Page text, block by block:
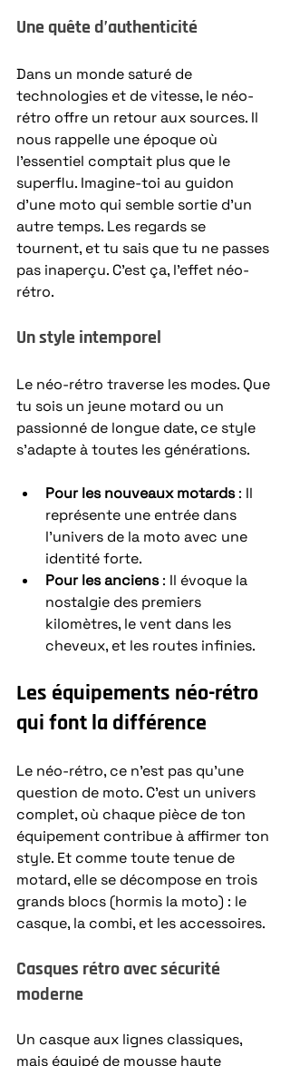
Une quête d’authenticité
Dans un monde saturé de
technologies et de vitesse, le néo-
rétro offre un retour aux sources. Il
nous rappelle une époque où
l’essentiel comptait plus que le
superflu. Imagine-toi au guidon
d’une moto qui semble sortie d’un
autre temps. Les regards se
tournent, et tu sais que tu ne passes
pas inaperçu. C’est ça, l’effet néo-
rétro.
Un style intemporel
Le néo-rétro traverse les modes. Que
tu sois un jeune motard ou un
passionné de longue date, ce style
s’adapte à toutes les générations.
Pour les nouveaux motards : Il
représente une entrée dans
l’univers de la moto avec une
identité forte.
Pour les anciens : Il évoque la
nostalgie des premiers
kilomètres, le vent dans les
cheveux, et les routes infinies.
Les équipements néo-rétro
qui font la différence
Le néo-rétro, ce n’est pas qu’une
question de moto. C’est un univers
complet, où chaque pièce de ton
équipement contribue à affirmer ton
style. Et comme toute tenue de
motard, elle se décompose en trois
grands blocs (hormis la moto) : le
casque, la combi, et les accessoires.
Casques rétro avec sécurité
moderne
Un casque aux lignes classiques,
mais équipé de mousse haute